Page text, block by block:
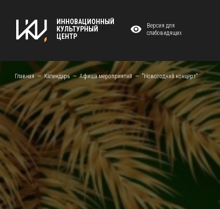
ИННОВАЦИОННЫЙ
КУЛЬТУРНЫЙ
ЦЕНТР
Версия для
слабовидящих
Главная Календарь Афиша мероприятий "Новогодний концерт"